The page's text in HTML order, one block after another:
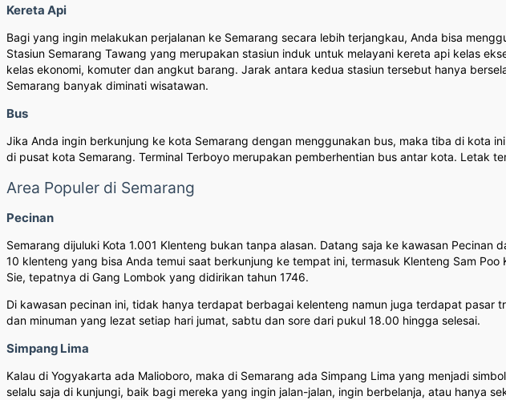
Kereta Api
Bagi yang ingin melakukan perjalanan ke Semarang secara lebih terjangkau, Anda bisa
Stasiun Semarang Tawang yang merupakan stasiun induk untuk melayani kereta api kelas
kelas ekonomi, komuter dan angkut barang. Jarak antara kedua stasiun tersebut hanya
Semarang banyak diminati wisatawan.
Bus
Jika Anda ingin berkunjung ke kota Semarang dengan menggunakan bus, maka tiba di kota
di pusat kota Semarang. Terminal Terboyo merupakan pemberhentian bus antar kota. Letak
Area Populer di Semarang
Pecinan
Semarang dijuluki Kota 1.001 Klenteng bukan tanpa alasan. Datang saja ke kawasan
10 klenteng yang bisa Anda temui saat berkunjung ke tempat ini, termasuk Klenteng Sam
Sie, tepatnya di Gang Lombok yang didirikan tahun 1746.
Di kawasan pecinan ini, tidak hanya terdapat berbagai kelenteng namun juga terdapat pasar
dan minuman yang lezat setiap hari jumat, sabtu dan sore dari pukul 18.00 hingga selesai.
Simpang Lima
Kalau di Yogyakarta ada Malioboro, maka di Semarang ada Simpang Lima yang menjadi
selalu saja di kunjungi, baik bagi mereka yang ingin jalan-jalan, ingin berbelanja, atau hanya